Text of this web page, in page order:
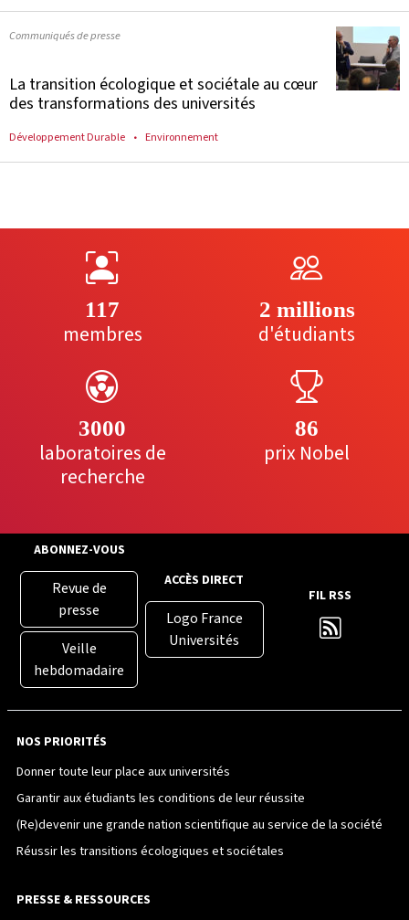
Communiqués de presse
La transition écologique et sociétale au cœur
des transformations des universités
Développement Durable Environnement
117
membres
2 millions
d'étudiants
3000
laboratoires de
recherche
86
prix Nobel
ABONNEZ-VOUS
Revue de
presse
Veille
hebdomadaire
ACCÈS DIRECT
Logo France
Universités
FIL RSS
NOS PRIORITÉS
Donner toute leur place aux universités
Garantir aux étudiants les conditions de leur réussite
(Re)devenir une grande nation scientifique au service de la société
Réussir les transitions écologiques et sociétales
PRESSE & RESSOURCES